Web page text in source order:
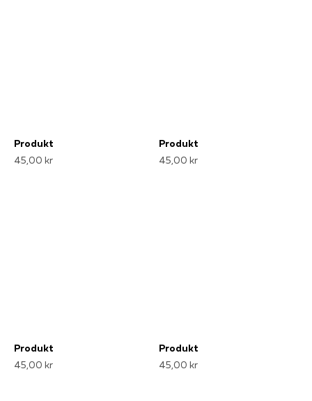
Produkt
45,00 kr
Produkt
45,00 kr
Produkt
45,00 kr
Produkt
45,00 kr